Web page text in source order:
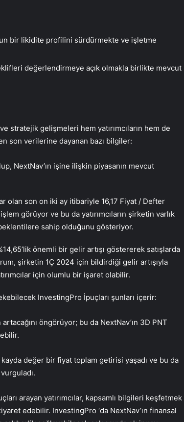
bir likidite profilini sürdürmekte ve işletme
değerlendirmeye açık olmakla birlikte mevcut
stratejik gelişmeleri hem yatırımcıların hem de
son verilerine dayanan bazı bilgiler:
NextNav’ın işine ilişkin piyasanın mevcut
olan son on iki ay itibariyle 16,17 Fiyat / Defter
görüyor ve bu da yatırımcıların şirketin varlık
sahip olduğunu gösteriyor.
önemli bir gelir artışı göstererek satışlarda
şirketin 1Ç 2024 için bildirdiği gelir artışıyla
için olumlu bir işaret olabilir.
InvestingPro İpuçları şunları içerir:
öngörüyor; bu da NextNav’ın 3D PNT
değer bir fiyat toplam getirisi yaşadı ve bu da
arayan yatırımcılar, kapsamlı bilgileri keşfetmek
edebilir. InvestingPro ‘da NextNav’ın finansal